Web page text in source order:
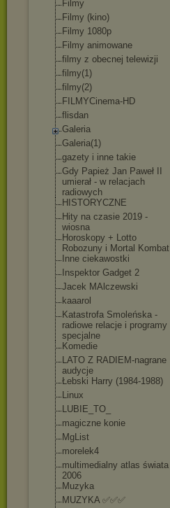
Filmy
Filmy (kino)
Filmy 1080p
Filmy animowane
filmy z obecnej telewizji
filmy(1)
filmy(2)
FILMYCinema-HD
flisdan
Galeria
Galeria(1)
gazety i inne takie
Gdy Papież Jan Paweł II
umierał - w relacjach
radiowych
HISTORYCZNE
Hity na czasie 2019 -
wiosna
Horoskopy + Lotto
Robozuny i Mortal Kombat
Inne ciekawostki
Inspektor Gadget 2
Jacek MAlczewski
kaaarol
Katastrofa Smoleńska -
radiowe relacje i programy
specjalne
Komedie
LATO Z RADIEM-nagrane
audycje
Łebski Harry (1984-1988)
Linux
LUBIE_TO_
magiczne konie
MgList
morelek4
multimedialny atlas świata
2006
Muzyka
MUZYKA ✅✅✅